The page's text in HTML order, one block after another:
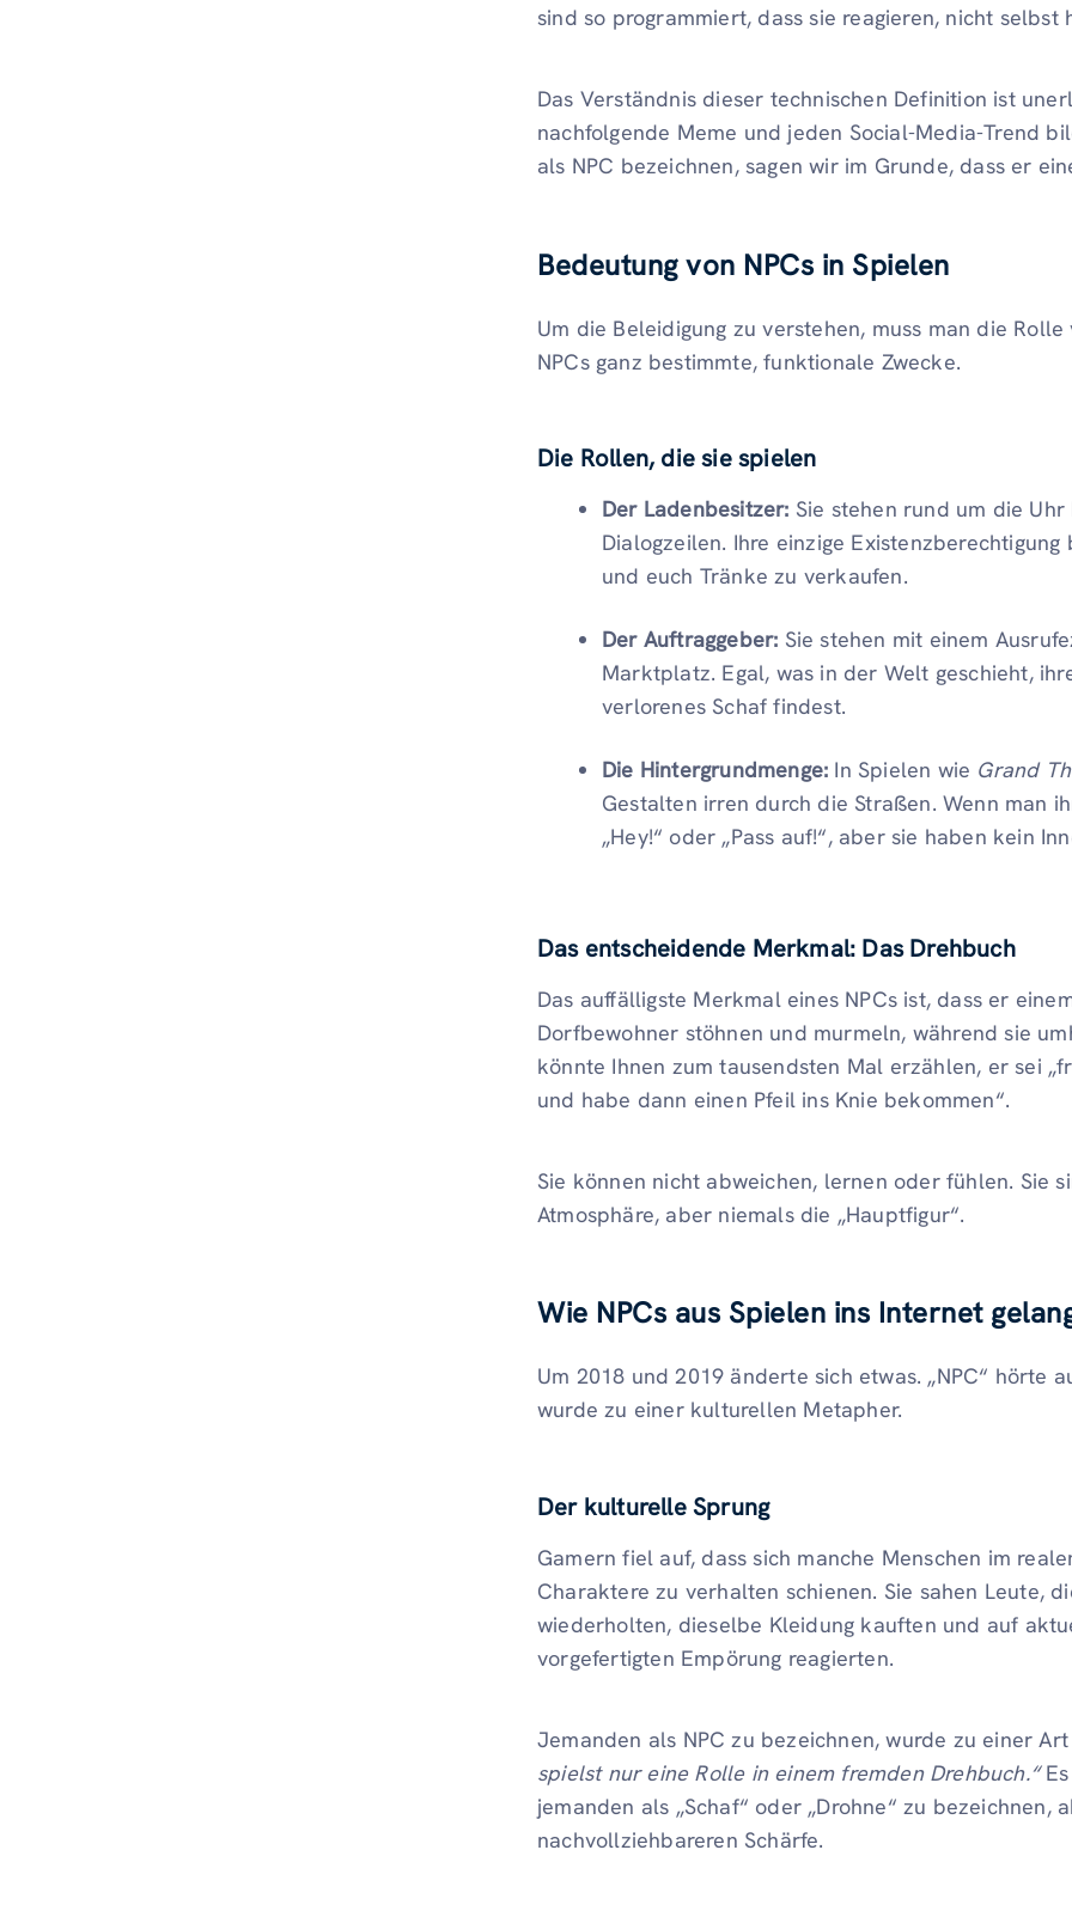
sind so programmiert, dass sie reagieren, nicht selbst
Das Verständnis dieser technischen Definition ist
nachfolgende Meme und jeden Social-Media-Trend
als NPC bezeichnen, sagen wir im Grunde, dass er
Bedeutung von NPCs in Spielen
Um die Beleidigung zu verstehen, muss man die
NPCs ganz bestimmte, funktionale Zwecke.
Die Rollen, die sie spielen
Der Ladenbesitzer: Sie stehen rund um die
Dialogzeilen. Ihre einzige
und euch Tränke zu verkaufen.
Der Auftraggeber: Sie stehen mit einem
Marktplatz. Egal, was in der Welt geschieht,
verlorenes Schaf findest.
Die Hintergrundmenge: In Spielen wie Grand
Gestalten irren durch die Straßen. Wenn man
„Hey!“ oder „Pass auf!“, aber sie haben kein
Das entscheidende Merkmal: Das Drehbuch
Das auffälligste Merkmal eines NPCs ist, dass er
Dorfbewohner stöhnen und murmeln, während sie
könnte Ihnen zum tausendsten Mal erzählen, er sei
und habe dann einen Pfeil ins Knie bekommen“.
Sie können nicht abweichen, lernen oder fühlen. Sie
Atmosphäre, aber niemals die „Hauptfigur“.
Wie NPCs aus Spielen ins Internet
Um 2018 und 2019 änderte sich etwas. „NPC“ hörte
wurde zu einer kulturellen Metapher.
Der kulturelle Sprung
Gamern fiel auf, dass sich manche Menschen im
Charaktere zu verhalten schienen. Sie sahen Leute,
wiederholten, dieselbe Kleidung kauften und auf
vorgefertigten Empörung reagierten.
Jemanden als NPC zu bezeichnen, wurde zu einer Art
spielst nur eine Rolle in einem fremden Drehbuch.“Es
jemanden als „Schaf“ oder „Drohne“ zu
nachvollziehbareren Schärfe.